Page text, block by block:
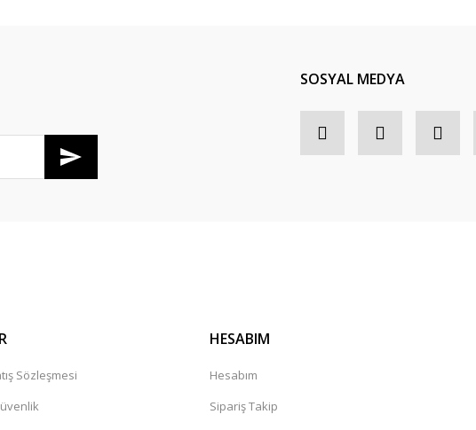
SOSYAL MEDYA
Sözleşmesi
HESABIM
Hesabım
Sipariş Takip